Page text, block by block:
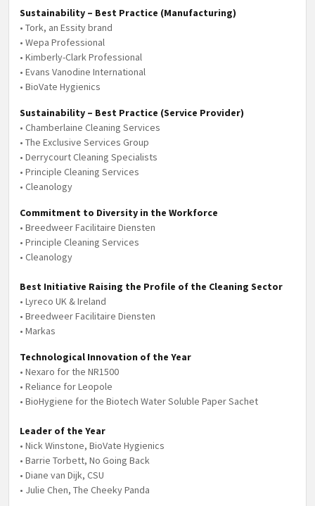
Sustainability – Best Practice (Manufacturing)
• Tork, an Essity brand
• Wepa Professional
• Kimberly-Clark Professional
• Evans Vanodine International
• BioVate Hygienics
Sustainability – Best Practice (Service Provider)
• Chamberlaine Cleaning Services
• The Exclusive Services Group
• Derrycourt Cleaning Specialists
• Principle Cleaning Services
• Cleanology
Commitment to Diversity in the Workforce
• Breedweer Facilitaire Diensten
• Principle Cleaning Services
• Cleanology
Best Initiative Raising the Profile of the Cleaning Sector
• Lyreco UK & Ireland
• Breedweer Facilitaire Diensten
• Markas
Technological Innovation of the Year
• Nexaro for the NR1500
• Reliance for Leopole
• BioHygiene for the Biotech Water Soluble Paper Sachet
Leader of the Year
• Nick Winstone, BioVate Hygienics
• Barrie Torbett, No Going Back
• Diane van Dijk, CSU
• Julie Chen, The Cheeky Panda